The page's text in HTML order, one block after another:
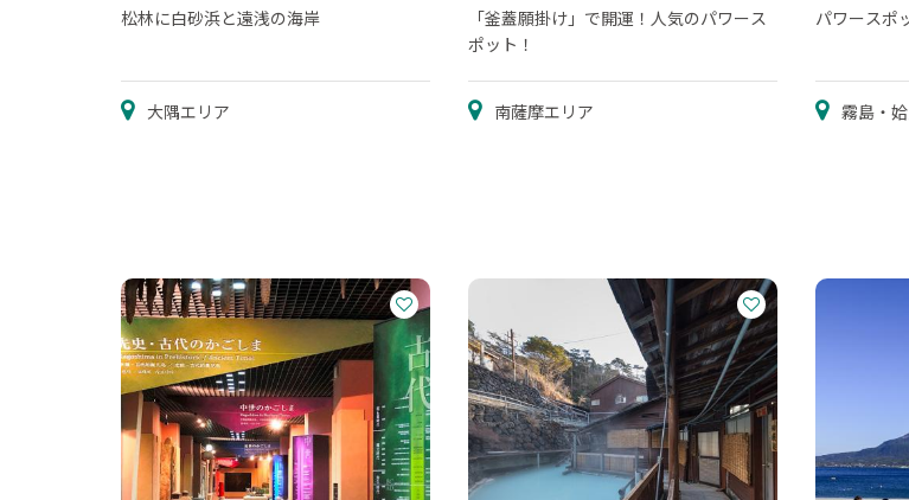
松林に白砂浜と遠浅の海岸
大隅エリア
「釜蓋願掛け」で開運！人気のパワース
ポット！
南薩摩エリア
パワースポ
霧島・